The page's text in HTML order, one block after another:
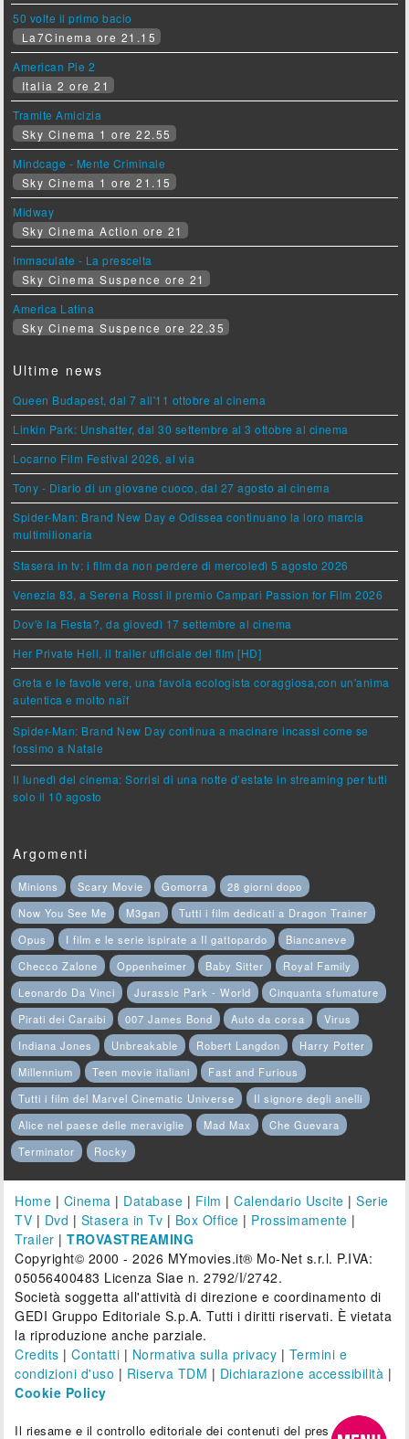
50 volte il primo bacio
La7Cinema ore 21.15
American Pie 2
Italia 2 ore 21
Tramite Amicizia
Sky Cinema 1 ore 22.55
Mindcage - Mente Criminale
Sky Cinema 1 ore 21.15
Midway
Sky Cinema Action ore 21
Immaculate - La prescelta
Sky Cinema Suspence ore 21
America Latina
Sky Cinema Suspence ore 22.35
Ultime news
Queen Budapest, dal 7 all'11 ottobre al cinema
Linkin Park: Unshatter, dal 30 settembre al 3 ottobre al cinema
Locarno Film Festival 2026, al via
Tony - Diario di un giovane cuoco, dal 27 agosto al cinema
Spider-Man: Brand New Day e Odissea continuano la loro marcia
multimilionaria
Stasera in tv: i film da non perdere di mercoledì 5 agosto 2026
Venezia 83, a Serena Rossi il premio Campari Passion for Film 2026
Dov'è la Fiesta?, da giovedì 17 settembre al cinema
Her Private Hell, il trailer ufficiale del film [HD]
Greta e le favole vere, una favola ecologista coraggiosa,con un'anima
autentica e molto naïf
Spider-Man: Brand New Day continua a macinare incassi come se
fossimo a Natale
Il lunedì del cinema: Sorrisi di una notte d’estate in streaming per tutti
solo il 10 agosto
Argomenti
Minions Scary Movie Gomorra
28 giorni dopo
Now You See Me
M3gan
Tutti i film dedicati a Dragon Trainer
Opus
I film e le serie ispirate a Il gattopardo
Biancaneve
Checco Zalone
Oppenheimer Baby Sitter
Royal Family
Leonardo Da Vinci
Jurassic Park - World
Cinquanta sfumature
Pirati dei Caraibi
007 James Bond Auto da corsa
Virus
Indiana Jones
Unbreakable Robert Langdon
Harry Potter
Millennium
Teen movie italiani
Fast and Furious
Tutti i film del Marvel Cinematic Universe
Il signore degli anelli
Alice nel paese delle meraviglie
Mad Max
Che Guevara
Terminator
Rocky
Home | Cinema | Database | Film |Calendario Uscite |Serie
TV | Dvd | Stasera in Tv | Box Office | Prossimamente |
Trailer |TROVASTREAMING
Copyright© 2000 - 2026 MYmovies.it® Mo-Net s.r.l. P.IVA:
05056400483 Licenza Siae n. 2792/I/2742.
Società soggetta all'attività di direzione e coordinamento di
GEDI Gruppo Editoriale S.p.A. Tutti i diritti riservati. È vietata
la riproduzione anche parziale.
Credits |Contatti | Normativa sulla privacy | Termini e
condizioni d'uso | Riserva TDM | Dichiarazione accessibilità |
Cookie Policy
Il riesame e il controllo editoriale dei contenuti del presente sito